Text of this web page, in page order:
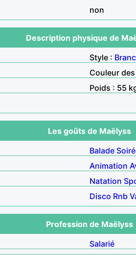
non
Description physique de
Style :
Couleur
Poids : 55
Les goûts de Maëlyss
Balade
Animation
Natation
Disco Rnb
Profession de Maëlyss
Salarié